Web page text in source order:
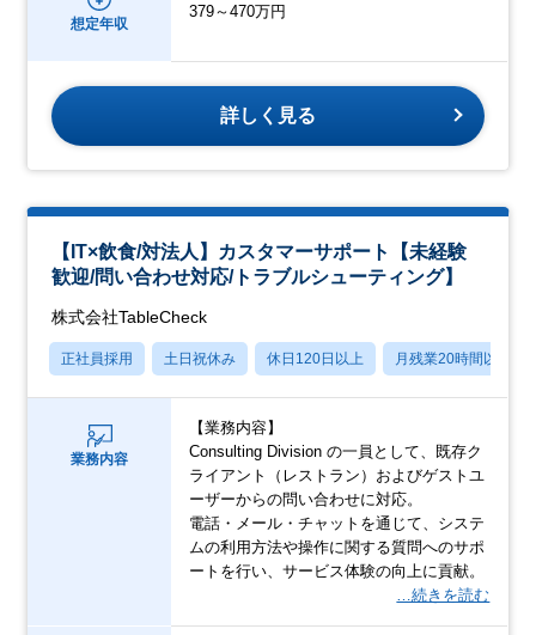
想定年収
379～470万円
詳しく見る
【IT×飲食/対法人】カスタマーサポート【未経験
歓迎/問い合わせ対応/トラブルシューティング】
株式会社TableCheck
正社員採用 土日祝休み 休日120日以上 月残業20時間以内
業務内容
【業務内容】
Consulting Division の一員として、既存ク
ライアント（レストラン）およびゲストユ
ーザーからの問い合わせに対応。
電話・メール・チャットを通じて、システ
ムの利用方法や操作に関する質問へのサポ
ートを行い、サービス体験の向上に貢献。
…続きを読む